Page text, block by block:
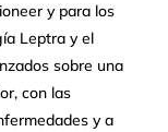
y para los
Leptra y el
sobre una
con las
y a